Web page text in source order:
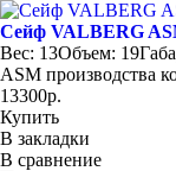
Сейф VALBERG
Вес: 13Объем:
ASM производства
13300р.
Купить
В закладки
В сравнение